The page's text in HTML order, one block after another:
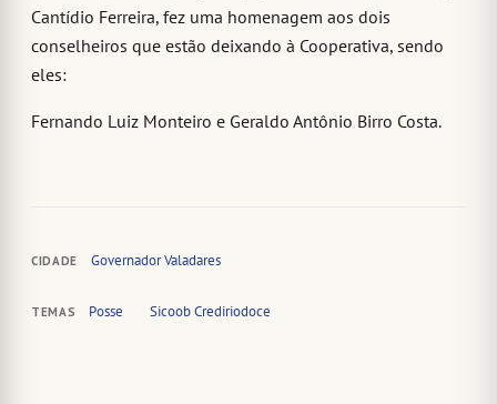
Cantídio Ferreira, fez uma homenagem aos dois
conselheiros que estão deixando à Cooperativa, sendo
eles:
Fernando Luiz Monteiro e Geraldo Antônio Birro Costa.
CIDADE Governador Valadares
TEMAS Posse Sicoob Crediriodoce